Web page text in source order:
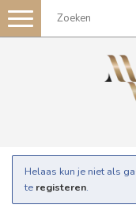
Toggle
navigation
Helaas kun je niet als
te registeren.